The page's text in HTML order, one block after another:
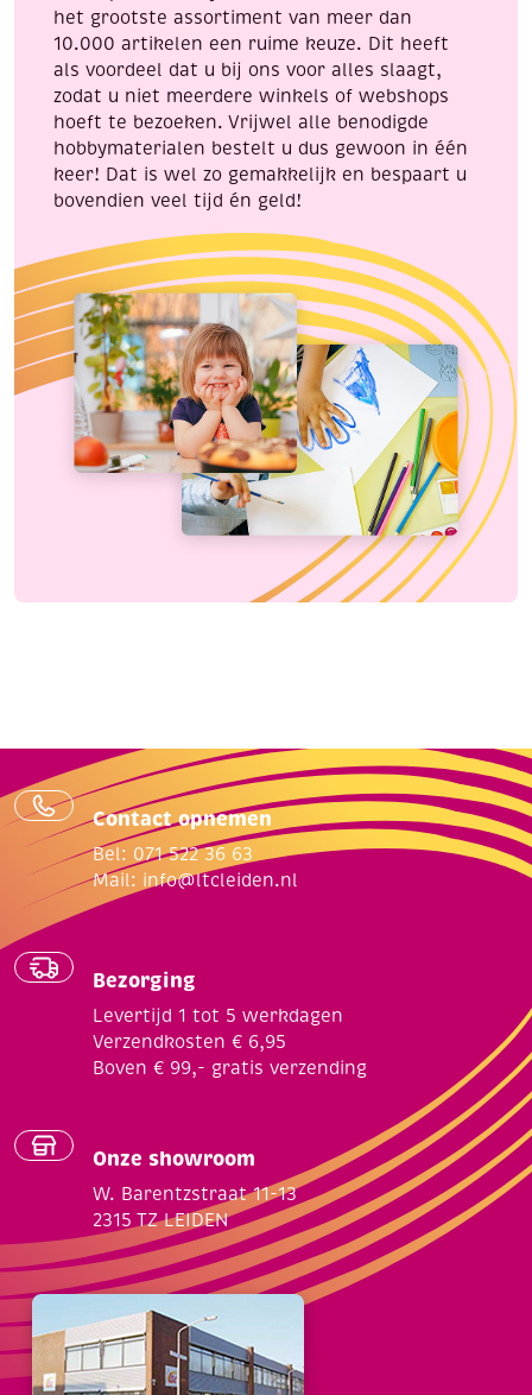
het grootste assortiment van meer dan
10.000 artikelen een ruime keuze. Dit heeft
als voordeel dat u bij ons voor alles slaagt,
zodat u niet meerdere winkels of webshops
hoeft te bezoeken. Vrijwel alle benodigde
hobbymaterialen bestelt u dus gewoon in één
keer! Dat is wel zo gemakkelijk en bespaart u
bovendien veel tijd én geld!
Contact opnemen
Bel: 071 522 36 63
Mail: info@ltcleiden.nl
Bezorging
Levertijd 1 tot 5 werkdagen
Verzendkosten € 6,95
Boven € 99,- gratis verzending
Onze showroom
W. Barentzstraat 11-13
2315 TZ LEIDEN